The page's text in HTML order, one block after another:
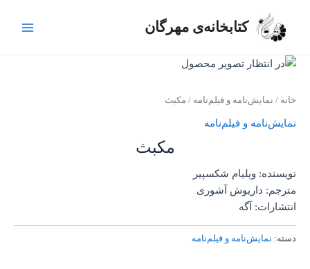
کتابخانه‌ی مهرگان
خانه / نمایش‌نامه و فیلم‌نامه / مکبث
نمایش‌نامه و فیلم‌نامه
مکبث
نویسنده: ویلیام شکسپیر
مترجم: داریوش آشوری
انتشارات: آگه
دسته: نمایش‌نامه و فیلم‌نامه